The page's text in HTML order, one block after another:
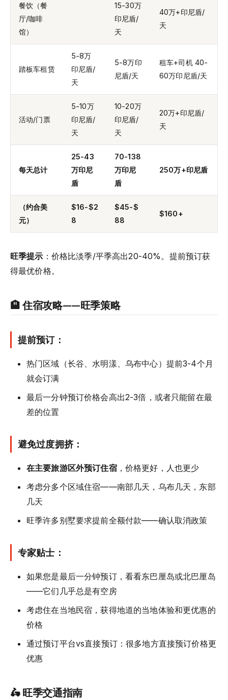
餐饮（餐
厅/咖啡
馆）
15-30万
印尼盾/
天
40万+印尼盾/
天
踏板车租赁
5-8万
印尼盾/
天
5-8万印
尼盾/天
租车+司机 40-
60万印尼盾/天
活动/门票
5-10万
印尼盾/
天
10-20万
印尼盾/
天
20万+印尼盾/
天
每天总计
25-43
万印尼
盾
70-138
万印尼
盾
250万+印尼盾
（约合美
元）
$16-$2
8
$45-$
88
$160+
旺季提示 ：价格比淡季/平季高出20-40%。提前预订获
得最优价格。
🏨 住宿攻略——旺季策略
提前预订：
热门区域（长谷、水明漾、乌布中心）提前3-4个月
就会订满
最后一分钟预订价格会高出2-3倍，或者只能留在最
差的位置
避免过度拥挤：
在主要旅游区外预订住宿，价格更好，人也更少
考虑分多个区域住宿——南部几天，乌布几天，东部
几天
旺季许多别墅要求提前全额付款——确认取消政策
专家贴士：
如果您是最后一分钟预订，看看东巴厘岛或北巴厘岛
——它们几乎总是有空房
考虑住在当地民宿，获得地道的当地体验和更优惠的
价格
通过预订平台vs直接预订：很多地方直接预订价格更
优惠
🛵 旺季交通指南